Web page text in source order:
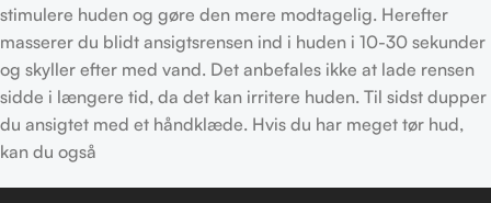
stimulere huden og gøre den mere modtagelig. Herefter
masserer du blidt ansigtsrensen ind i huden i 10-30 sekunder
og skyller efter med vand. Det anbefales ikke at lade rensen
sidde i længere tid, da det kan irritere huden. Til sidst dupper
du ansigtet med et håndklæde. Hvis du har meget tør hud,
kan du også